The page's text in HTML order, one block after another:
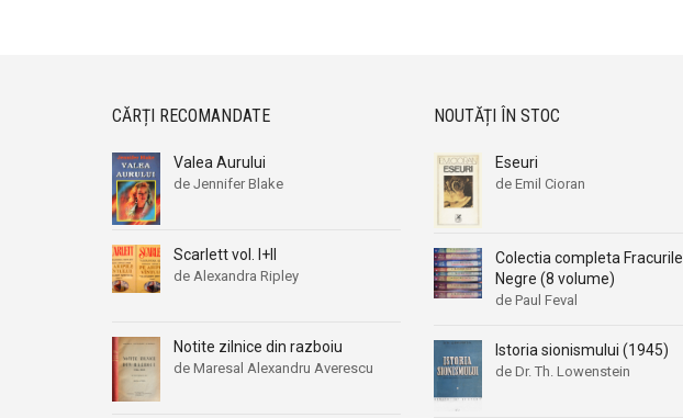
CĂRȚI RECOMANDATE
Valea Aurului
de Jennifer Blake
Scarlett vol. I+II
de Alexandra Ripley
Notite zilnice din razboiu
de Maresal Alexandru Averescu
NOUTĂȚI ÎN STOC
Eseuri
de Emil Cioran
Colectia completa Fracurile
Negre (8 volume)
de Paul Feval
Istoria sionismului (1945)
de Dr. Th. Lowenstein